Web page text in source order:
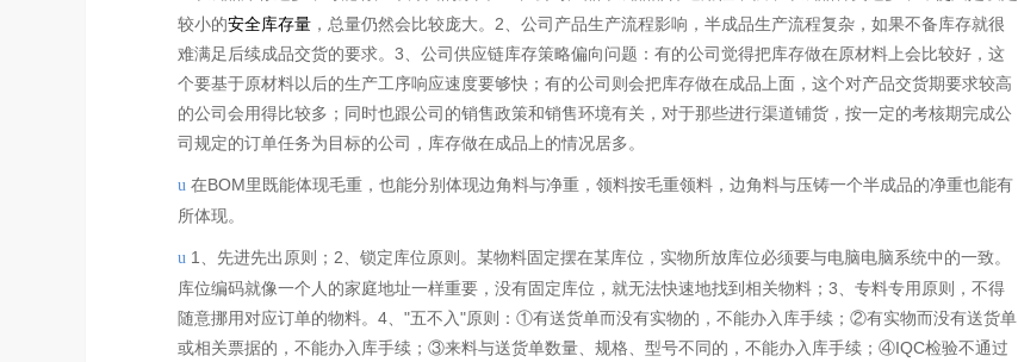
较小的安全库存量 ，总量仍然会比较庞大。2、公司产品生产流程影响，半成品生产流程复杂，如果不备库存就很
难满足后续成品交货的要求。3、公司供应链库存策略偏向问题：有的公司觉得把库存做在原材料上会比较好，这
个要基于原材料以后的生产工序响应速度要够快；有的公司则会把库存做在成品上面，这个对产品交货期要求较高
的公司会用得比较多；同时也跟公司的销售政策和销售环境有关，对于那些进行渠道铺货，按一定的考核期完成公
司规定的订单任务为目标的公司，库存做在成品上的情况居多。
u 在BOM里既能体现毛重，也能分别体现边角料与净重，领料按毛重领料，边角料与压铸一个半成品的净重也能有
所体现。
u 1、先进先出原则；2、锁定库位原则。某物料固定摆在某库位，实物所放库位必须要与电脑电脑系统中的一致。
库位编码就像一个人的家庭地址一样重要，没有固定库位，就无法快速地找到相关物料；3、专料专用原则，不得
随意挪用对应订单的物料。4、"五不入"原则：①有送货单而没有实物的，不能办入库手续；②有实物而没有送货单
或相关票据的，不能办入库手续；③来料与送货单数量、规格、型号不同的，不能办入库手续；④IQC检验不通过